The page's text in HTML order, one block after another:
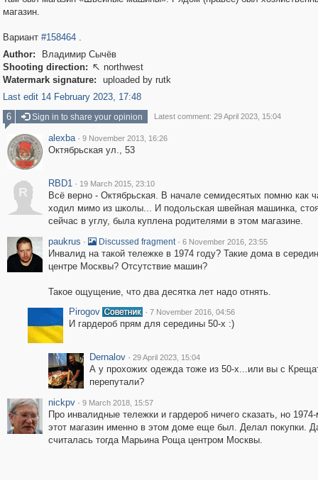
магазин.
Вариант #158464.
Author:
Владимир Сычёв
Shooting direction:  northwest
Watermark signature:
uploaded by rutk
Last edit 14 February 2023, 17:48
6
Sign in to share your opinion Latest comment: 29 April 2023, 15:04
alexba · 9 November 2013, 16:26
Октябрьская ул., 53
R
RBD1 · 19 March 2015, 23:10
Всё верно - Октябрьская. В начале семидесятых помню как
ходил мимо из школы... И подольская швейная машинка,
сейчас в углу, была куплена родителями в этом магазине.
paukrus · Discussed fragment · 6 November 2016, 23:55
Инвалид на такой тележке в 1974 году? Такие дома в
центре Москвы? Отсутствие машин?
Такое ощущение, что два десятка лет надо отнять.
Pirogov
· 7 November 2016, 04:56
И гардероб прям для середины 50-х :)
Dernalov · 29 April 2023, 15:04
А у прохожих одежда тоже из 50-х...или вы с
перепутали?
nickpv · 9 March 2018, 15:57
Про инвалидные тележки и гардероб ничего сказать, но
этот магазин именно в этом доме еще был. Делал покупки.
считалась тогда Марьина Роща центром Москвы.